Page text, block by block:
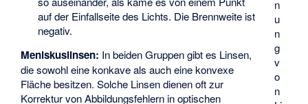
n
u
n
g
v
o
n
auf der Einfallseite des Lichts. Die Brennweite ist
negativ.
Meniskuslinsen: In beiden Gruppen gibt es Linsen,
die sowohl eine konkave als auch eine konvexe
Fläche besitzen. Solche Linsen dienen oft zur
Korrektur von Abbildungsfehlern in optischen